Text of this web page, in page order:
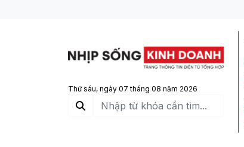
Thứ sáu, ngày 07 tháng 08 năm 2026